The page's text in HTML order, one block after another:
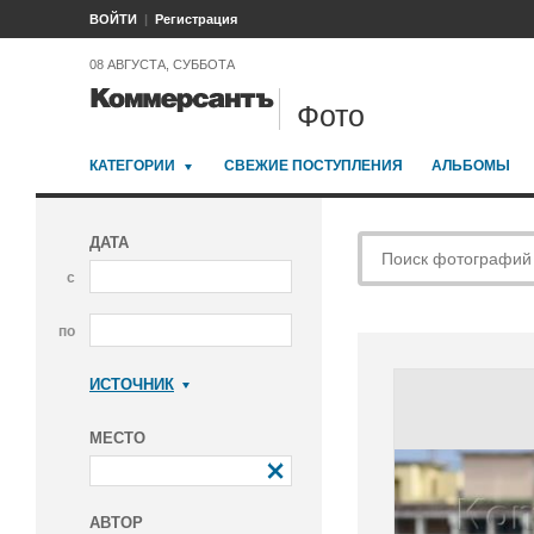
ВОЙТИ Регистрация
08 АВГУСТА, СУББОТА
Фото
КАТЕГОРИИ СВЕЖИЕ ПОСТУПЛЕНИЯ АЛЬБОМЫ
ДАТА
с
по
ИСТОЧНИК
МЕСТО
АВТОР